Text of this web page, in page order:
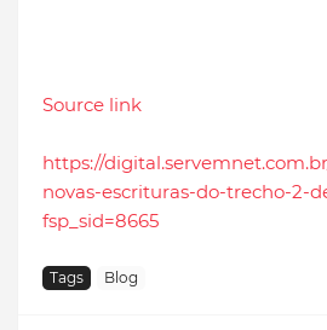
Source link
https://
novas-escrituras-do-trecho-2-
fsp_sid=8665
Tags Blog